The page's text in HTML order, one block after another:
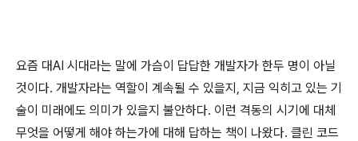
요즘 대AI 시대라는 말에 가슴이 답답한 개발자가 한두 명이 아닐
것이다. 개발자라는 역할이 계속될 수 있을지, 지금 익히고 있는 기
술이 미래에도 의미가 있을지 불안하다. 이런 격동의 시기에 대체
무엇을 어떻게 해야 하는가에 대해 답하는 책이 나왔다. 클린 코드